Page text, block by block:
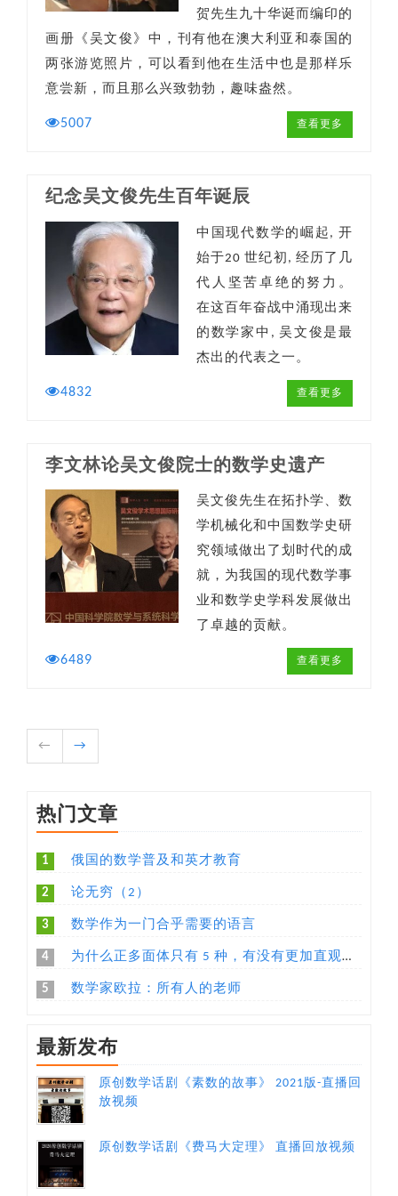
贺先生九十华诞而编印的
画册《吴文俊》中，刊有他在澳大利亚和泰国的
两张游览照片，可以看到他在生活中也是那样乐
意尝新，而且那么兴致勃勃，趣味盎然。
5007 查看更多
纪念吴文俊先生百年诞辰
中国现代数学的崛起, 开
始于20 世纪初, 经历了几
代人坚苦卓绝的努力。
在这百年奋战中涌现出来
的数学家中, 吴文俊是最
杰出的代表之一。
4832 查看更多
李文林论吴文俊院士的数学史遗产
吴文俊先生在拓扑学、数
学机械化和中国数学史研
究领域做出了划时代的成
就，为我国的现代数学事
业和数学史学科发展做出
了卓越的贡献。
6489 查看更多
← →
热门文章
1 俄国的数学普及和英才教育
2 论无穷（2）
3 数学作为一门合乎需要的语言
4 为什么正多面体只有 5 种，有没有更加直观易懂的解释？
5 数学家欧拉：所有人的老师
最新发布
原创数学话剧《素数的故事》 2021版-直播回
放视频
原创数学话剧《费马大定理》 直播回放视频